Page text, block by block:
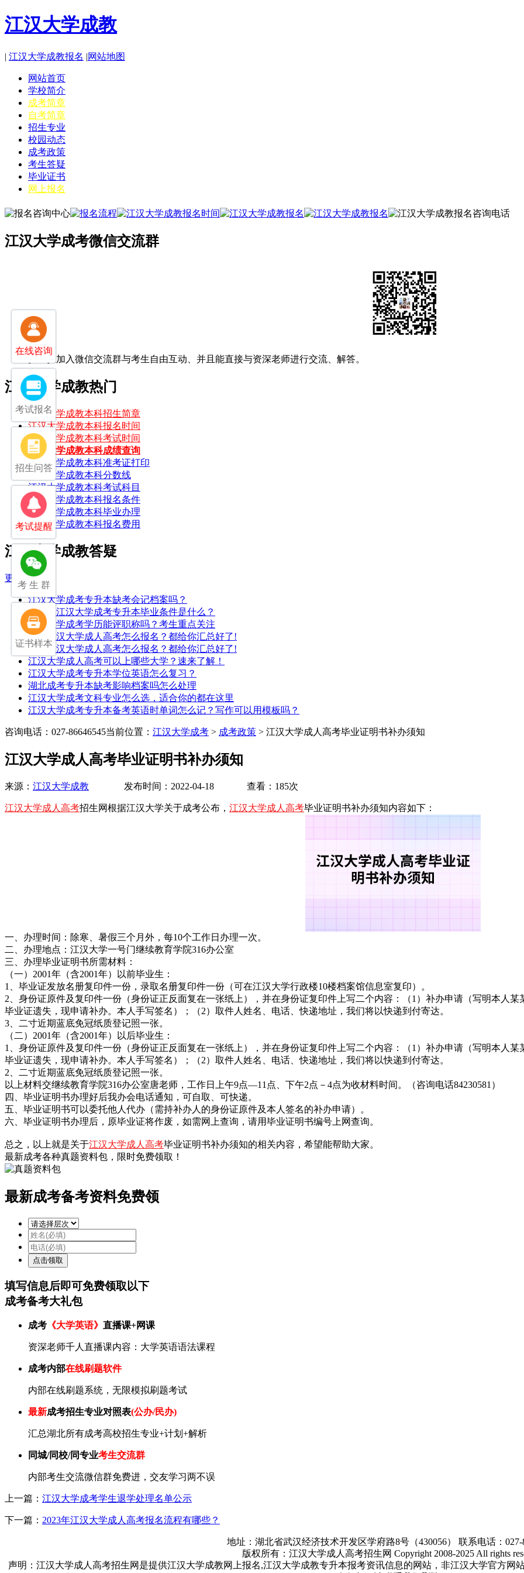
江汉大学成教
| 江汉大学成教报名 |网站地图
网站首页
学校简介
成考简章
自考简章
招生专业
校园动态
成考政策
考生答疑
毕业证书
网上报名
江汉大学成考微信交流群
扫一扫加入微信交流群与考生自由互动、并且能直接与资深老师进行交流、解答。
江汉大学成教热门
江汉大学成教本科招生简章
江汉大学成教本科报名时间
江汉大学成教本科考试时间
江汉大学成教本科成绩查询
江汉大学成教本科准考证打印
江汉大学成教本科分数线
江汉大学成教本科考试科目
江汉大学成教本科报名条件
江汉大学成教本科毕业办理
江汉大学成教本科报名费用
江汉大学成教答疑
更多>>
江汉大学成考专升本缺考会记档案吗？
2025年江汉大学成考专升本毕业条件是什么？
江汉大学成考学历能评职称吗？考生重点关注
2025江汉大学成人高考怎么报名？都给你汇总好了!
2025江汉大学成人高考怎么报名？都给你汇总好了!
江汉大学成人高考可以上哪些大学？速来了解！
江汉大学成考专升本学位英语怎么复习？
湖北成考专升本缺考影响档案吗怎么处理
江汉大学成考文科专业怎么选，适合你的都在这里
江汉大学成考专升本备考英语时单词怎么记？写作可以用模板吗？
咨询电话：027-86646545当前位置： 江汉大学成考 > 成考政策 > 江汉大学成人高考毕业证明书补办须知
江汉大学成人高考毕业证明书补办须知
来源： 江汉大学成教 发布时间：2022-04-18 查看：185次
江汉大学成人高考招生网根据江汉大学关于成考公布， 江汉大学成人高考毕业证明书补办须知内容如下：
一、办理时间：除寒、暑假三个月外，每10个工作日办理一次。
二、办理地点：江汉大学一号门继续教育学院316办公室
三、办理毕业证明书所需材料：
（一）2001年（含2001年）以前毕业生：
1、毕业证发放名册复印件一份，录取名册复印件一份（可在江汉大学行政楼10楼档案馆信息室复印）。
2、身份证原件及复印件一份（身份证正反面复在一张纸上），并在身份证复印件上写二个内容：（1）补办申请（写明本人
毕业证遗失，现申请补办。本人手写签名）；（2）取件人姓名、电话、快递地址，我们将以快递到付寄达。
3、二寸近期蓝底免冠纸质登记照一张。
（二）2001年（含2001年）以后毕业生：
1、身份证原件及复印件一份（身份证正反面复在一张纸上），并在身份证复印件上写二个内容：（1）补办申请（写明本人
毕业证遗失，现申请补办。本人手写签名）；（2）取件人姓名、电话、快递地址，我们将以快递到付寄达。
2、二寸近期蓝底免冠纸质登记照一张。
以上材料交继续教育学院316办公室唐老师，工作日上午9点—11点、下午2点－4点为收材料时间。（咨询电话84230581）
四、毕业证明书办理好后我办会电话通知，可自取、可快递。
五、毕业证明书可以委托他人代办（需持补办人的身份证原件及本人签名的补办申请）。
六、毕业证明书办理后，原毕业证将作废，如需网上查询，请用毕业证明书编号上网查询。
总之，以上就是关于江汉大学成人高考毕业证明书补办须知的相关内容，希望能帮助大家。
最新成考各种真题资料包，限时免费领取！
最新成考备考资料免费领
填写信息后即可免费领取以下
成考备考大礼包
成考 《大学英语》 直播课+网课
资深老师千人直播课内容：大学英语语法课程
成考内部在线刷题软件
内部在线刷题系统，无限模拟刷题考试
最新成考招生专业对照表(公办/民办)
汇总湖北所有成考高校招生专业+计划+解析
同城/同校/同专业考生交流群
内部考生交流微信群免费进，交友学习两不误
上一篇： 江汉大学成考学生退学处理名单公示
下一篇： 2023年江汉大学成人高考报名流程有哪些？
地址：湖北省武汉经济技术开发区学府路8号（430056） 联系电话：027-
版权所有：江汉大学成人高考招生网 Copyright 2008-2025 All rights
声明：江汉大学成人高考招生网是提供江汉大学成教网上报名,江汉大学成教专升本报考资讯信息的网站，非江汉大学官方网
在线咨询
考试报名
招生问答
考试提醒
考 生 群
证书样本